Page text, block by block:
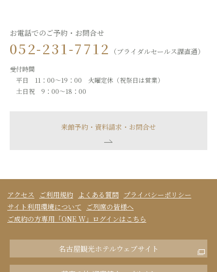
お電話でのご予約・お問合せ
052-231-7712 （ブライダルセールス課直通）
受付時間
平日 11：00～19：00 火曜定休（祝祭日は営業）
土日祝 9：00～18：00
来館予約・資料請求・お問合せ
アクセス ご利用規約 よくある質問 プライバシーポリシー
サイト利用環境について
ご列席の皆様へ
ご成約の方専用「ONE W」ログインはこちら
名古屋観光ホテルウェブサイト